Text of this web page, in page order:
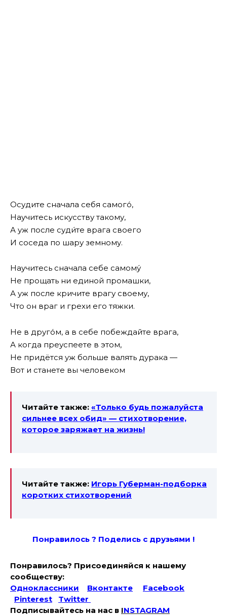
Осудите сначала себя самого́,
Научитесь искусству такому,
А уж после суди́те врага своего
И соседа по шару земному.
Научитесь сначала себе самому́
Не прощать ни единой промашки,
А уж после кричите врагу своему,
Что он враг и грехи его тяжки.
Не в друго́м, а в себе побеждайте врага,
А когда преуспеете в этом,
Не придётся уж больше валять дурака —
Вот и станете вы человеком
Читайте также: «Только будь пожалуйста
сильнее всех обид» — стихотворение,
которое заряжает на жизнь!
Читайте также: Игорь Губерман-подборка
коротких стихотворений
Понравилось ? Поделись с друзьями !
Понравилось? Присоединяйся к нашему
сообществу:
Одноклассники
Вконтакте
Facebook
Pinterest
Twitter
Подписывайтесь на наc в INSTAGRAM